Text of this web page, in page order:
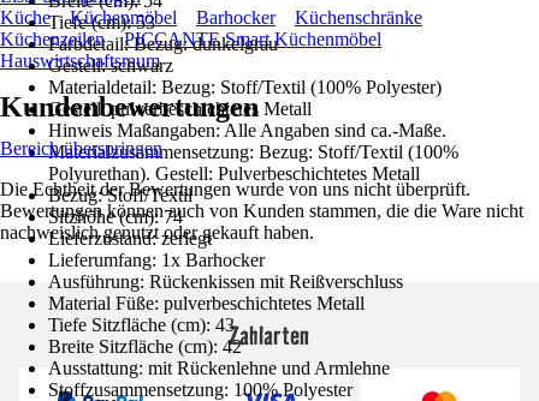
Tiefe (cm): 53
Farbdetail: Bezug: dunkelgrau
Gestell: schwarz
Materialdetail: Bezug: Stoff/Textil (100% Polyester)
Gestell: pulverbeschichtetes Metall
Hinweis Maßangaben: Alle Angaben sind ca.-Maße.
Materialzusammensetzung: Bezug: Stoff/Textil (100%
Polyurethan). Gestell: Pulverbeschichtetes Metall
Bezug: Stoff/Textil
Sitzhöhe (cm): 74
Lieferzustand: zerlegt
Lieferumfang: 1x Barhocker
Ausführung: Rückenkissen mit Reißverschluss
Material Füße: pulverbeschichtetes Metall
Tiefe Sitzfläche (cm): 43
Breite Sitzfläche (cm): 42
Ausstattung: mit Rückenlehne und Armlehne
Stoffzusammensetzung: 100% Polyester
Küche
Küchenmöbel Barhocker
Küchenschränke
Küchenzeilen
PICCANTE Smart Küchenmöbel
Hauswirtschaftsraum
Kundenbewertungen
Bereich überspringen
Die Echtheit der Bewertungen wurde von uns nicht überprüft.
Bewertungen können auch von Kunden stammen, die die Ware nicht
nachweislich genutzt oder gekauft haben.
Zahlarten